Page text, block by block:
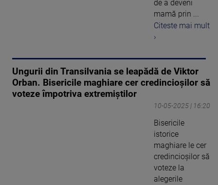
de a deveni
mamă prin ...
Citeste mai mult
›
Ungurii din Transilvania se leapădă de Viktor
Orban. Bisericile maghiare cer credincioșilor să
voteze împotriva extremiștilor
10-05-2025 | 16:20
Bisericile
istorice
maghiare le cer
credincioșilor să
voteze la
alegerile